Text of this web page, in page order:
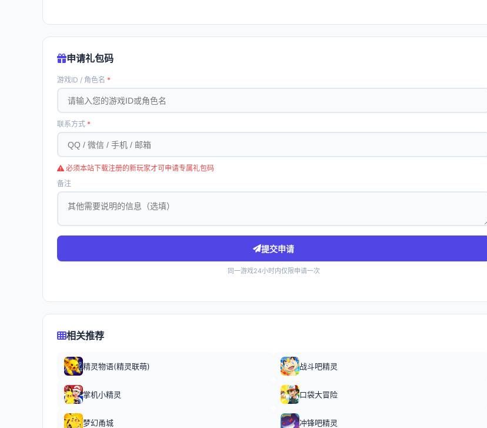
申请礼包码
游戏ID / 角色名 *
联系方式 *
必须本站下载注册的新玩家才可申请专属礼包码
备注
提交申请
同一游戏24小时内仅限申请一次
相关推荐
精灵物语(精灵联萌) 战斗吧精灵
掌机小精灵 口袋大冒险
梦幻甬城 冲锋吧精灵